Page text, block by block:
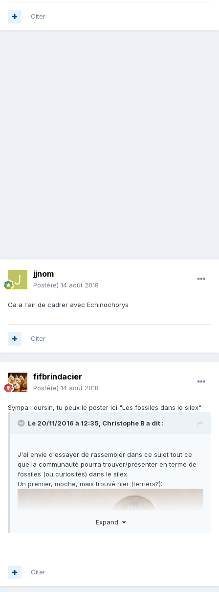
Citer
jjnom
Posté(e) 14 août 2018
Ca a l'air de cadrer avec Echinochorys
Citer
fifbrindacier
Posté(e) 14 août 2018
Sympa l'oursin, tu peux le poster ici "Les fossiles dans le silex" :
Le 20/11/2016 à 12:35, Christophe B a dit :
J'ai envie d'essayer de rassembler dans ce sujet tout ce
que la communauté pourra trouver/présenter en terme de
fossiles (ou curiosités) dans le silex.
Un premier, moche, mais trouvé hier (terriers?):
Expand
Citer